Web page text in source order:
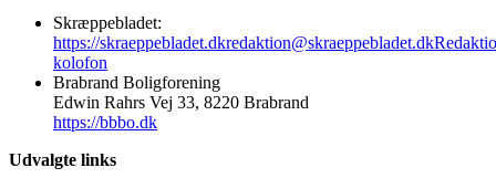
Skræppebladet:
https://skraeppebladet.dkredaktion@skraeppebladet.dk
kolofon
Brabrand Boligforening
Edwin Rahrs Vej 33, 8220 Brabrand
https://bbbo.dk
Udvalgte links